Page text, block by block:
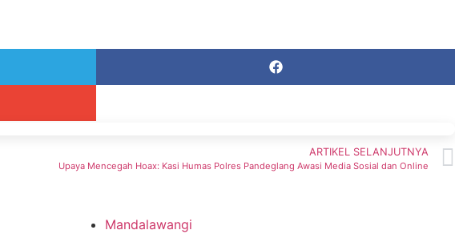
ARTIKEL SELANJUTNYA
Upaya Mencegah Hoax: Kasi Humas Polres Pandeglang Awasi Media Sosial dan Online
Mandalawangi